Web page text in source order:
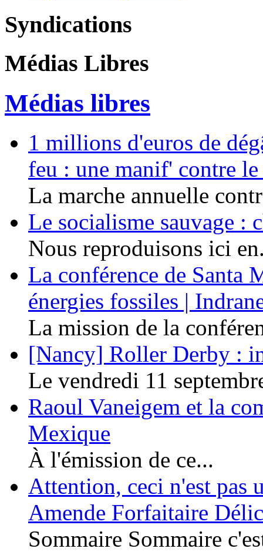
Syndications
Médias Libres
Médias libres
1 millions d'euros de
feu : une manif' contre
La marche annuelle
Le socialisme sauvage :
Nous reproduisons ici
La conférence de Santa
énergies fossiles |
La mission de la
[Nancy] Roller Derby :
Le vendredi 11
Raoul Vaneigem et la
Mexique
À l'émission de ce...
Attention, ceci n'est pas
Amende Forfaitaire
Sommaire Sommaire